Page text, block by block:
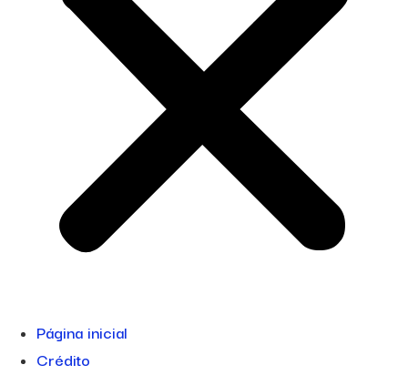
Página inicial
Crédito